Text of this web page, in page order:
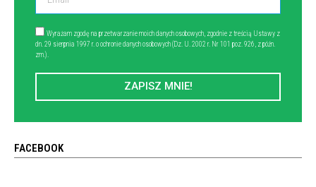
Wyrażam zgodę na przetwarzanie moich danych osobowych, zgodnie z treścią Ustawy z
dn. 29 sierpnia 1997 r. o ochronie danych osobowych (Dz. U. 2002 r. Nr 101 poz. 926, z późn.
zm.).
ZAPISZ MNIE!
FACEBOOK